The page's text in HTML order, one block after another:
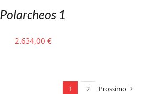
Polarcheos 1
2.634,00 €
1 2 Prossimo